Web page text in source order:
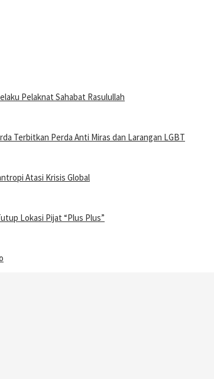
Pelaknat Sahabat Rasulullah
Terbitkan Perda Anti Miras dan Larangan LGBT
Atasi Krisis Global
Lokasi Pijat “Plus Plus”